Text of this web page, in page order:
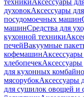
техникиАксессуары
духовокАксессуары
посудомоечных машин
машинСредства для
кухонной техники
печейВакуумные
кофемашинАксессуары
хлебопечекАксессуары
для кухонных
мясорубокАксессуары
для сушилок овощей и